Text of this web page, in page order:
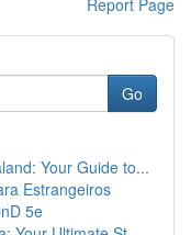
Report Page
Go
Your Guide to...
Estrangeiros
5e